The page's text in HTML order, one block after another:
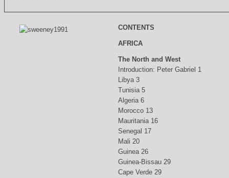
CONTENTS
AFRICA
The North and West
Introduction: Peter Gabriel 1
Libya 3
Tunisia 5
Algeria 6
Morocco 13
Mauritania 16
Senegal 17
Mali 20
Guinea 26
Guinea-Bissau 29
Cape Verde 29